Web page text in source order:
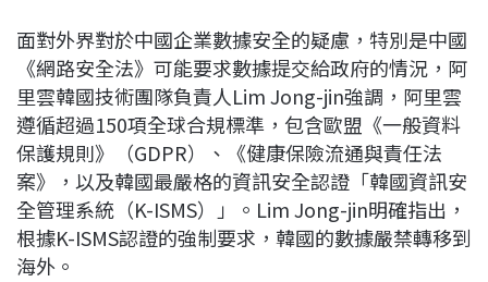
面對外界對於中國企業數據安全的疑慮，特別是中國
《網路安全法》可能要求數據提交給政府的情況，阿
里雲韓國技術團隊負責人Lim Jong-jin強調，阿里雲
遵循超過150項全球合規標準，包含歐盟《一般資料
保護規則》（GDPR）、《健康保險流通與責任法
案》，以及韓國最嚴格的資訊安全認證「韓國資訊安
全管理系統（K-ISMS）」。Lim Jong-jin明確指出，
根據K-ISMS認證的強制要求，韓國的數據嚴禁轉移到
海外。